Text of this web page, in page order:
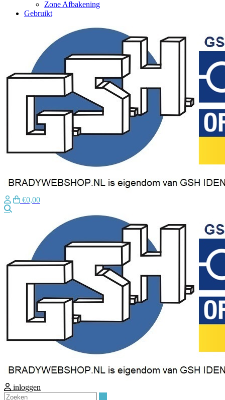
Zone Afbakening
Gebruikt
€0,00
inloggen